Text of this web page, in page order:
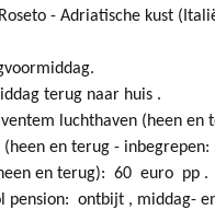
- Adriatische kust
terug naar huis .
luchthaven (heen
en terug - inbegrepen:
en terug): 60 euro pp .
ontbijt , middag-